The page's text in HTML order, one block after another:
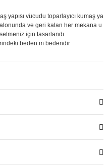
yapısı vücudu toparlayıcı kumaş ya
ve geri kalan her mekana u
için tasarlandı.
beden m bedendir